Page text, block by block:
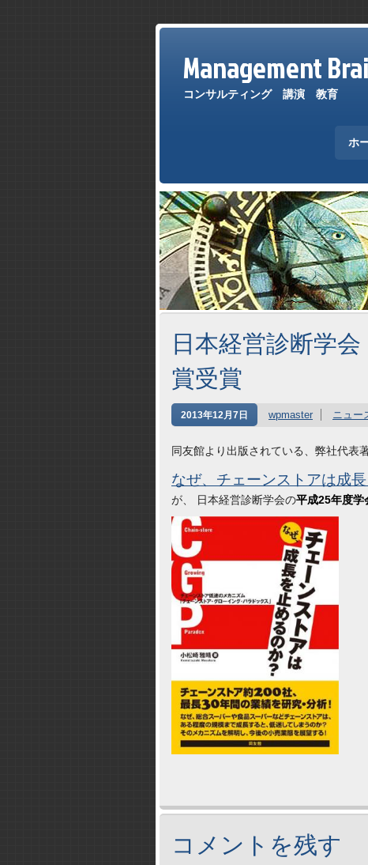
Management
コンサルティング 講演 教育
ホ
日本経営診断学
賞受賞
2013年12月7日 wpmaster ニュー
同友館より出版されている、弊社代表
なぜ、チェーンストアは成
が、 日本経営診断学会の平成25年度学
コメントを残す